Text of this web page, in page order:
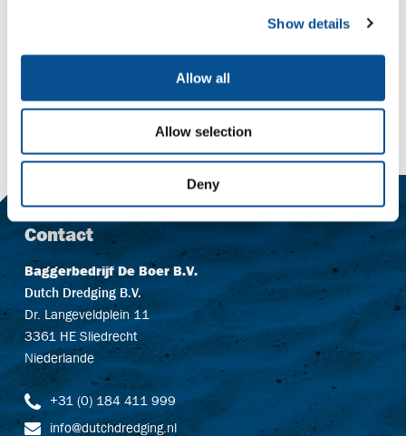
Show details
Allow all
Allow selection
Deny
Terug naar materieel
Delen Mail LinkedInsocial::whatsapp
Contact
Baggerbedrijf De Boer B.V.
Dutch Dredging B.V.
Dr. Langeveldplein 11
3361 HE Sliedrecht
Niederlande
+31 (0) 184 411 999
info@dutchdredging.nl